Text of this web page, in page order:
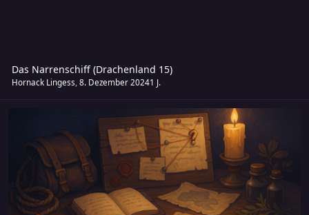
Das Narrenschiff (Drachenland 15)
Hornack Lingess 8. Dezember 20241 J.